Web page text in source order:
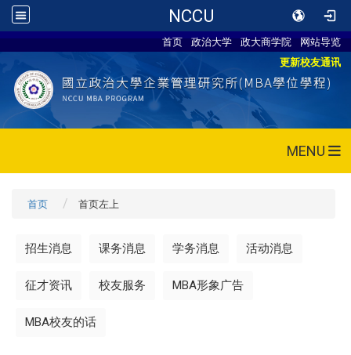
NCCU
首页 政治大学 政大商学院
网站导览
更新校友通讯
MENU
首页 首页左上
招生消息 课务消息 学务消息 活动消息
征才资讯 校友服务 MBA形象广告
MBA校友的话